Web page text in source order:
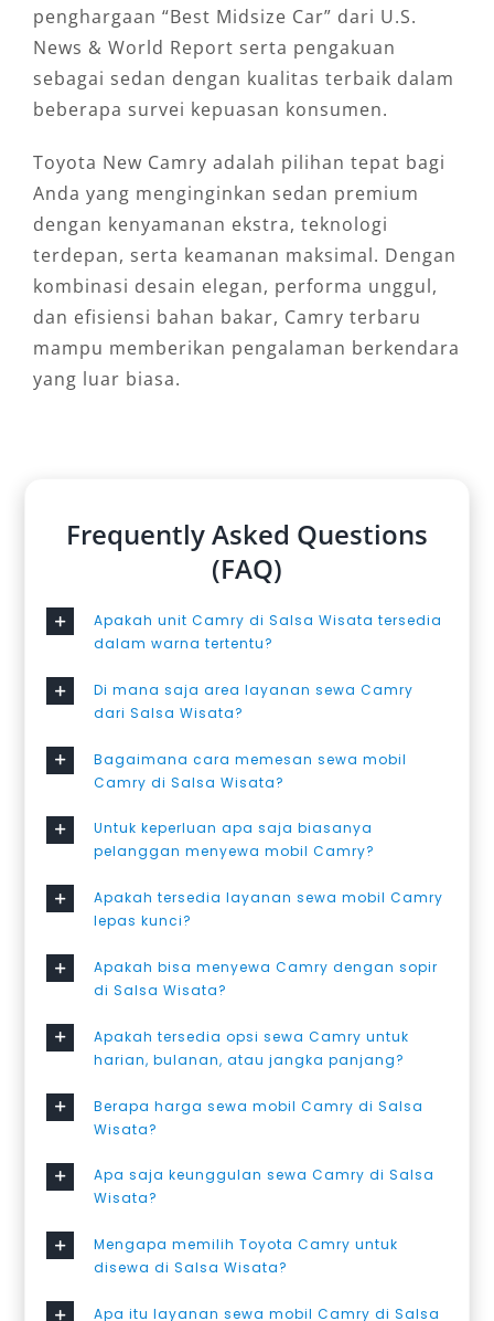
penghargaan “Best Midsize Car” dari U.S.
News & World Report serta pengakuan
sebagai sedan dengan kualitas terbaik dalam
beberapa survei kepuasan konsumen.
Toyota New Camry adalah pilihan tepat bagi
Anda yang menginginkan sedan premium
dengan kenyamanan ekstra, teknologi
terdepan, serta keamanan maksimal. Dengan
kombinasi desain elegan, performa unggul,
dan efisiensi bahan bakar, Camry terbaru
mampu memberikan pengalaman berkendara
yang luar biasa.
Frequently Asked Questions
(FAQ)
Apakah unit Camry di Salsa Wisata tersedia
dalam warna tertentu?
Di mana saja area layanan sewa Camry
dari Salsa Wisata?
Bagaimana cara memesan sewa mobil
Camry di Salsa Wisata?
Untuk keperluan apa saja biasanya
pelanggan menyewa mobil Camry?
Apakah tersedia layanan sewa mobil Camry
lepas kunci?
Apakah bisa menyewa Camry dengan sopir
di Salsa Wisata?
Apakah tersedia opsi sewa Camry untuk
harian, bulanan, atau jangka panjang?
Berapa harga sewa mobil Camry di Salsa
Wisata?
Apa saja keunggulan sewa Camry di Salsa
Wisata?
Mengapa memilih Toyota Camry untuk
disewa di Salsa Wisata?
Apa itu layanan sewa mobil Camry di Salsa